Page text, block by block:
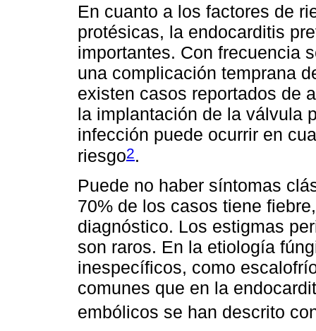
En cuanto a los factores de
protésicas, la endocarditis
importantes. Con frecuencia
una complicación temprana
existen casos reportados de
la implantación de la válvula
infección puede ocurrir en
riesgo2.
Puede no haber síntomas
70% de los casos tiene
diagnóstico. Los estigmas
son raros. En la etiología
inespecíficos, como
comunes que en la
embólicos se han descrito